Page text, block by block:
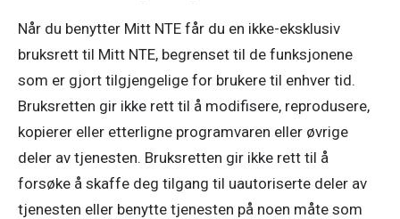
Når du benytter Mitt NTE får du en ikke-eksklusiv
bruksrett til Mitt NTE, begrenset til de funksjonene
som er gjort tilgjengelige for brukere til enhver tid.
Bruksretten gir ikke rett til å modifisere, reprodusere,
kopierer eller etterligne programvaren eller øvrige
deler av tjenesten. Bruksretten gir ikke rett til å
forsøke å skaffe deg tilgang til uautoriserte deler av
tjenesten eller benytte tjenesten på noen måte som